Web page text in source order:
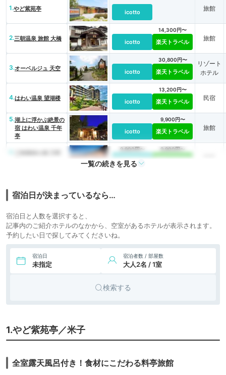
1.やど紫苑亭 icotto 旅館
2.三朝温泉 旅館 大橋 icotto
14,300円〜
楽天トラベル 旅館
3.オーベルジュ 天空 icotto
30,800円〜
楽天トラベル
リゾート
ホテル
4.はわい温泉 望湖楼 icotto
13,200円〜
楽天トラベル 民宿
5.湖上に浮かぶ絶景の
宿 はわい温泉 千年
亭
icotto
9,900円〜
楽天トラベル 旅館
9,900円〜
icotto
9,900円〜
でるさらさの宿 皆
生つるや
一覧の続きを見る
宿泊日が決まっているなら…
宿泊日と人数を選択すると、
記事内のご紹介ホテルのなかから、空室があるホテルが表示されます。
予約したい日で探してみてくださいね。
宿泊日
未指定
宿泊者数 / 部屋数
大人2名 / 1室
検索する
1.やど紫苑亭／米子
全室露天風呂付き！食材にこだわる料亭旅館